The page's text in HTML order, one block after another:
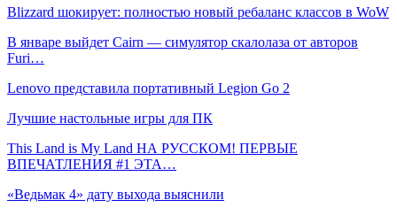
Blizzard шокирует: полностью новый ребаланс классов в WoW
В январе выйдет Cairn — симулятор скалолаза от авторов
Furi…
Lenovo представила портативный Legion Go 2
Лучшие настольные игры для ПК
This Land is My Land НА РУССКОМ! ПЕРВЫЕ
ВПЕЧАТЛЕНИЯ #1 ЭТА…
«Ведьмак 4» дату выхода выяснили